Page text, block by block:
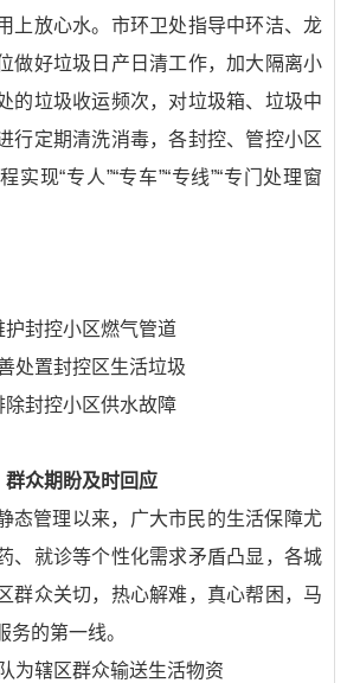
上放心水。市环卫处指导中环洁、龙
做好垃圾日产日清工作，加大隔离小
的垃圾收运频次，对垃圾箱、垃圾中
行定期清洗消毒，各封控、管控小区
实现“专人”“专车”“专线”“专门处理窗
护封控小区燃气管道
处置封控区生活垃圾
除封控小区供水故障
群众期盼及时回应
态管理以来，广大市民的生活保障尤
、就诊等个性化需求矛盾凸显，各城
群众关切，热心解难，真心帮困，马
务的第一线。
为辖区群众输送生活物资